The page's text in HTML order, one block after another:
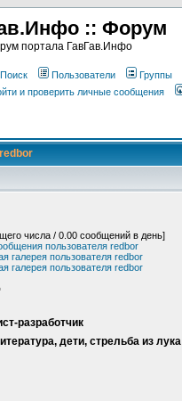
:: Форум
портала ГавГав.Инфо
Поиск Пользователи Группы
и проверить личные сообщения
числа / 0.00 сообщений в день]
пользователя redbor
галерея пользователя redbor
галерея пользователя redbor
разработчик
дети, стрельба из лука